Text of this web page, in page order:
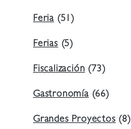
Feria (51)
Ferias (5)
Fiscalización (73)
Gastronomía(66)
Grandes Proyectos (8)